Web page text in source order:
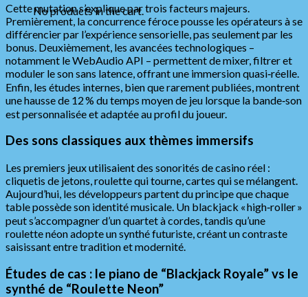
No products in the cart.
Cette mutation s’explique par trois facteurs majeurs.
Premièrement, la concurrence féroce pousse les opérateurs à se
différencier par l’expérience sensorielle, pas seulement par les
bonus. Deuxièmement, les avancées technologiques –
notamment le WebAudio API – permettent de mixer, filtrer et
moduler le son sans latence, offrant une immersion quasi‑réelle.
Enfin, les études internes, bien que rarement publiées, montrent
une hausse de 12 % du temps moyen de jeu lorsque la bande‑son
est personnalisée et adaptée au profil du joueur.
Des sons classiques aux thèmes immersifs
Les premiers jeux utilisaient des sonorités de casino réel :
cliquetis de jetons, roulette qui tourne, cartes qui se mélangent.
Aujourd’hui, les développeurs partent du principe que chaque
table possède son identité musicale. Un blackjack « high‑roller »
peut s’accompagner d’un quartet à cordes, tandis qu’une
roulette néon adopte un synthé futuriste, créant un contraste
saisissant entre tradition et modernité.
Études de cas : le piano de “Blackjack Royale” vs le
synthé de “Roulette Neon”